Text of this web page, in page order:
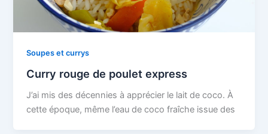
Soupes et currys
Curry rouge de poulet express
J’ai mis des décennies à apprécier le lait de coco. À
cette époque, même l’eau de coco fraîche issue des